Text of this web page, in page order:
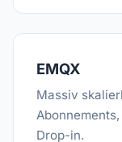
EMQX
Massiv
Drop-in.